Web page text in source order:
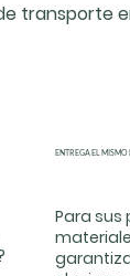
transporte
ENTREGA EL
Para sus